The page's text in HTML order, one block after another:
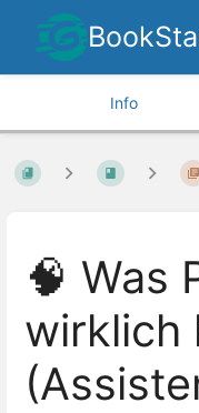
Info
🧠 Was
wirklich